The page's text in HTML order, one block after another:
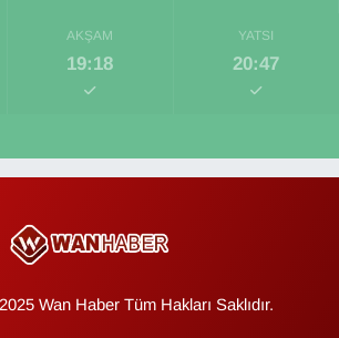
AKŞAM
19:18
YATSI
20:47
Wan Haber Tüm Hakları Saklıdır.